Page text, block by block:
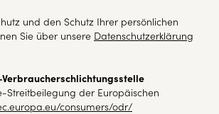
und den Schutz Ihrer persönlichen
Sie über unsere Datenschutzerklärung
Streitbeilegung der Europäischen
consumers/odr/